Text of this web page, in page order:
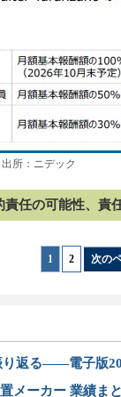
所：ニデック
責任の可能性、責
1 2 次の
り返る――電子版
メーカー 業績ま